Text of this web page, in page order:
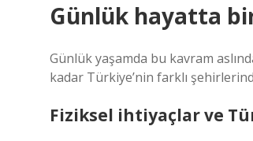
Günlük hayatta
Günlük yaşamda bu kavram
kadar Türkiye’nin farklı
Fiziksel ihtiyaçlar ve